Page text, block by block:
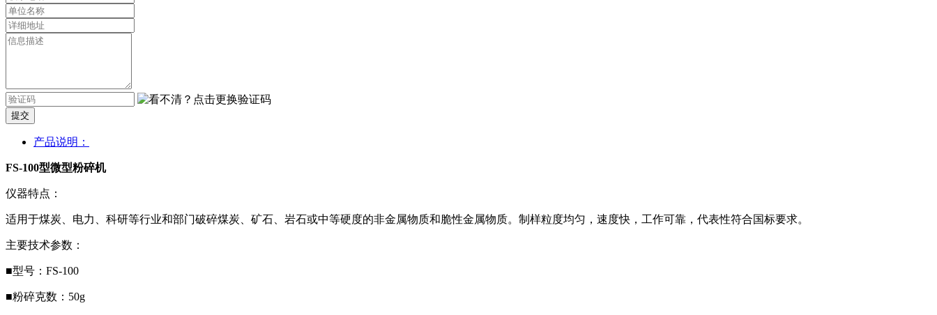
提交
产品说明：
FS-100型微型粉碎机
仪器特点：
适用于煤炭、电力、科研等行业和部门破碎煤炭、矿石、岩石或中等硬度的非金属物质和脆性金属物质。制样粒度均匀，速度快，工作可靠，代表性符合国标要求。
主要技术参数：
■型号：FS-100
■粉碎克数：50g